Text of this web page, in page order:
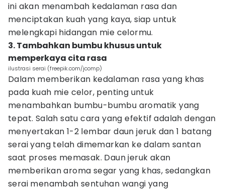
ini akan menambah kedalaman rasa dan
menciptakan kuah yang kaya, siap untuk
melengkapi hidangan mie celormu.
3. Tambahkan bumbu khusus untuk
memperkaya cita rasa
ilustrasi serai (freepik.com/jcomp)
Dalam memberikan kedalaman rasa yang khas
pada kuah mie celor, penting untuk
menambahkan bumbu-bumbu aromatik yang
tepat. Salah satu cara yang efektif adalah dengan
menyertakan 1-2 lembar daun jeruk dan 1 batang
serai yang telah dimemarkan ke dalam santan
saat proses memasak. Daun jeruk akan
memberikan aroma segar yang khas, sedangkan
serai menambah sentuhan wangi yang